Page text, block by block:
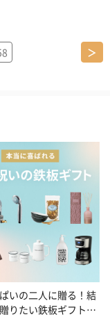
＞
いの二人に贈る！結
りたい鉄板ギフト特